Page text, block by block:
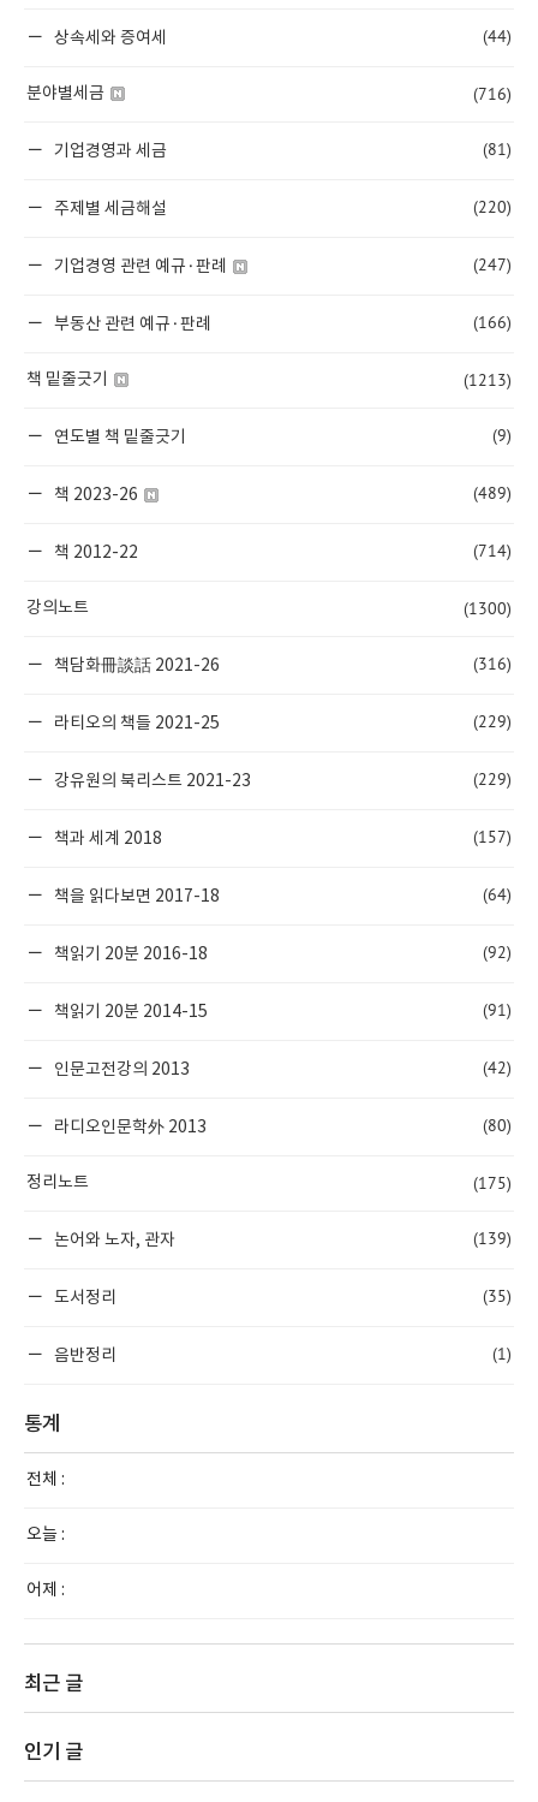
상속세와 증여세 (44)
분야별세금 (716)
기업경영과 세금 (81)
주제별 세금해설 (220)
기업경영 관련 예규·판례 (247)
부동산 관련 예규·판례 (166)
책 밑줄긋기 (1213)
연도별 책 밑줄긋기 (9)
책 2023-26 (489)
책 2012-22 (714)
강의노트 (1300)
책담화冊談話 2021-26 (316)
라티오의 책들 2021-25 (229)
강유원의 북리스트 2021-23 (229)
책과 세계 2018 (157)
책을 읽다보면 2017-18 (64)
책읽기 20분 2016-18 (92)
책읽기 20분 2014-15 (91)
인문고전강의 2013 (42)
라디오인문학外 2013 (80)
정리노트 (175)
논어와 노자, 관자 (139)
도서정리 (35)
음반정리 (1)
통계
전체 :
오늘 :
어제 :
최근 글
인기 글